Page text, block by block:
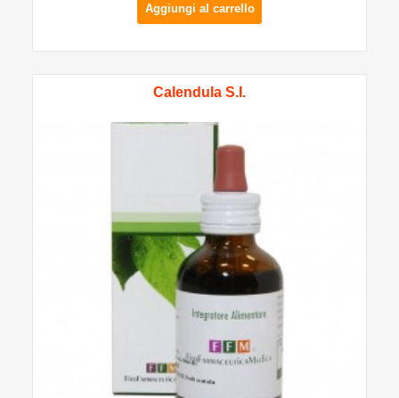
Aggiungi al carrello
Calendula S.I.